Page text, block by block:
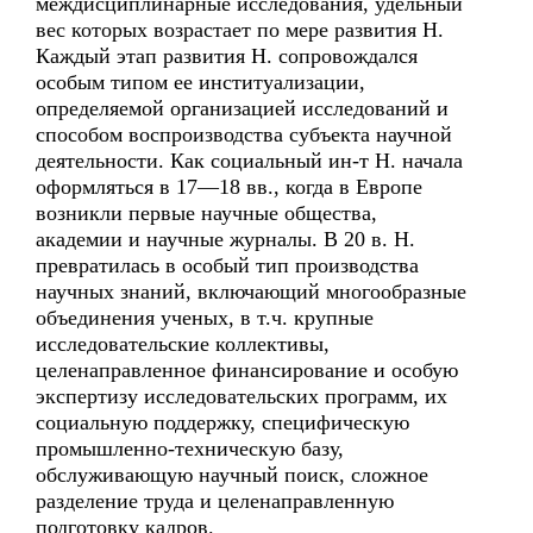
вес которых возрастает по мере развития Н.
Каждый этап развития Н. сопровождался
особым типом ее институализации,
определяемой организацией исследований и
способом воспроизводства субъекта научной
деятельности. Как социальный ин-т Н. начала
оформляться в 17—18 вв., когда в Европе
возникли первые научные общества,
академии и научные журналы. В 20 в. Н.
превратилась в особый тип производства
научных знаний, включающий многообразные
объединения ученых, в т.ч. крупные
исследовательские коллективы,
целенаправленное финансирование и особую
экспертизу исследовательских программ, их
социальную поддержку, специфическую
промышленно-техническую базу,
обслуживающую научный поиск, сложное
разделение труда и целенаправленную
подготовку кадров.